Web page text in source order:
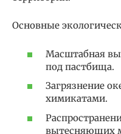
Основные
Масштабная
под пастбища.
Загрязнение
химикатами.
вытесняющих